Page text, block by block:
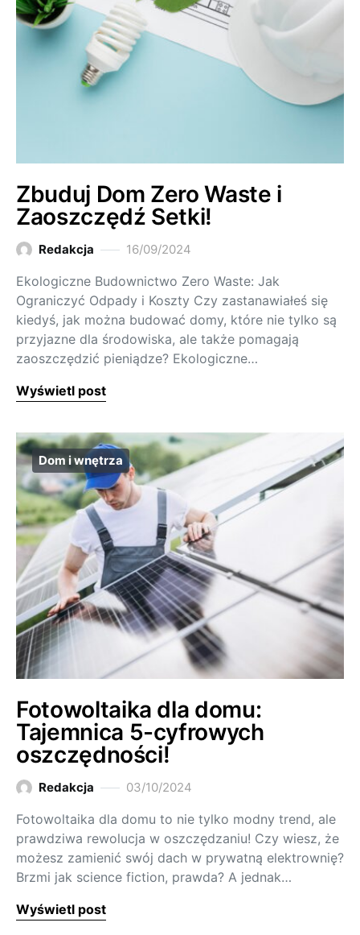
Zbuduj Dom Zero Waste i
Zaoszczędź Setki!
Redakcja 16/09/2024
Ekologiczne Budownictwo Zero Waste: Jak
Ograniczyć Odpady i Koszty Czy zastanawiałeś się
kiedyś, jak można budować domy, które nie tylko są
przyjazne dla środowiska, ale także pomagają
zaoszczędzić pieniądze? Ekologiczne…
Wyświetl post
Dom i wnętrza
Fotowoltaika dla domu:
Tajemnica 5-cyfrowych
oszczędności!
Redakcja 03/10/2024
Fotowoltaika dla domu to nie tylko modny trend, ale
prawdziwa rewolucja w oszczędzaniu! Czy wiesz, że
możesz zamienić swój dach w prywatną elektrownię?
Brzmi jak science fiction, prawda? A jednak…
Wyświetl post